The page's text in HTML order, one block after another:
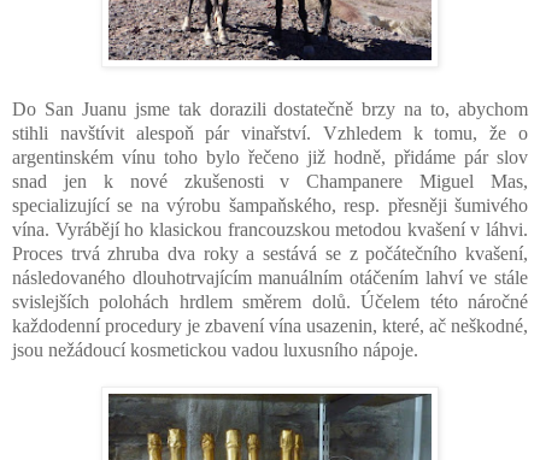
Do San Juanu jsme tak dorazili dostatečně brzy na to, abychom
stihli navštívit alespoň pár vinařství. Vzhledem k tomu, že o
argentinském vínu toho bylo řečeno již hodně, přidáme pár slov
snad jen k nové zkušenosti v Champanere Miguel Mas,
specializující se na výrobu šampaňského, resp. přesněji šumivého
vína. Vyrábějí ho klasickou francouzskou metodou kvašení v láhvi.
Proces trvá zhruba dva roky a sestává se z počátečního kvašení,
následovaného dlouhotrvajícím manuálním otáčením lahví ve stále
svislejších polohách hrdlem směrem dolů. Účelem této náročné
každodenní procedury je zbavení vína usazenin, které, ač neškodné,
jsou nežádoucí kosmetickou vadou luxusního nápoje.